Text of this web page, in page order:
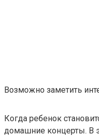
Возможно заметить
Когда ребенок
домашние концерты. В